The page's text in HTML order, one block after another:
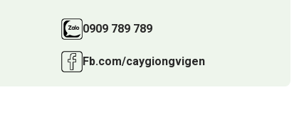
0909 789 789
Fb.com/caygiongvigen